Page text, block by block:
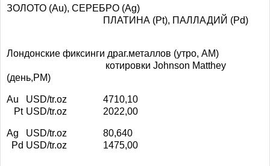
ЗОЛОТО (Au), СЕРЕБРО (Ag)
ПЛАТИНА (Pt), ПАЛЛАДИЙ (Pd)
Лондонские фиксинги драг.металлов (утро, АМ)
котировки Johnson Matthey
(день,РМ)
Au USD/tr.oz
4710,10
Pt USD/tr.oz 2022,00
Ag USD/tr.oz
80,640
Pd USD/tr.oz 1475,00